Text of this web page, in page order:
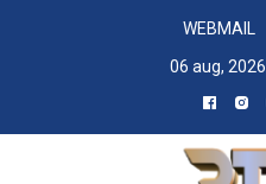
WEBMAIL
06 aug, 2026